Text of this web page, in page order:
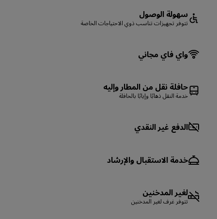
سهولة الوصول
تتوفر تجهيزات تناسب ذوي الاحتياجات الخاصة
واي فاي مجاني
حافلة نقل من المطار وإليه
خدمة النقل ذهابًا وإيابًا بالحافلة
الدفع غير النقدي
خدمة الاستقبال والإرشاد
لغير المدخنين
تتوفر غرف لغير المدخنين